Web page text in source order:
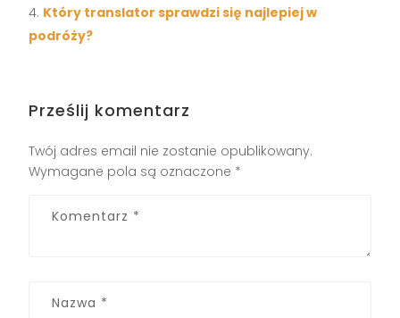
Który translator sprawdzi się najlepiej w
podróży?
Prześlij komentarz
Twój adres email nie zostanie opublikowany.
Wymagane pola są oznaczone *